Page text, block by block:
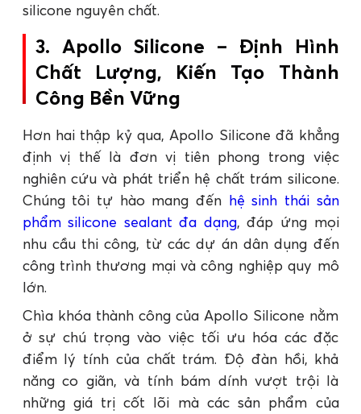
silicone nguyên chất.
3. Apollo Silicone – Định Hình
Chất Lượng, Kiến Tạo Thành
Công Bền Vững
Hơn hai thập kỷ qua, Apollo Silicone đã khẳng
định vị thế là đơn vị tiên phong trong việc
nghiên cứu và phát triển hệ chất trám silicone.
Chúng tôi tự hào mang đến hệ sinh thái sản
phẩm silicone sealant đa dạng, đáp ứng mọi
nhu cầu thi công, từ các dự án dân dụng đến
công trình thương mại và công nghiệp quy mô
lớn.
Chìa khóa thành công của Apollo Silicone nằm
ở sự chú trọng vào việc tối ưu hóa các đặc
điểm lý tính của chất trám. Độ đàn hồi, khả
năng co giãn, và tính bám dính vượt trội là
những giá trị cốt lõi mà các sản phẩm của